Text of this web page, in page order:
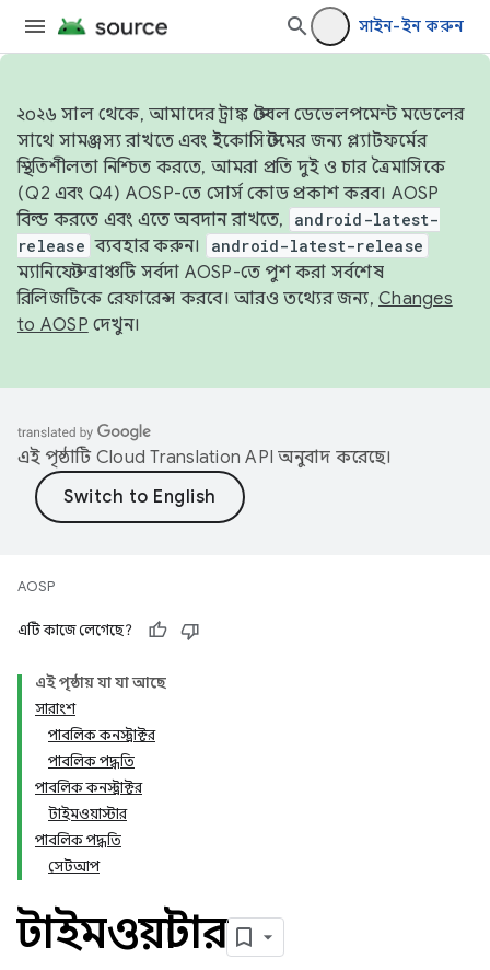
সাইন-ইন করুন
২০২৬ সাল থেকে, আমাদের ট্রাঙ্ক স্টেবল ডেভেলপমেন্ট মডেলের
সাথে সামঞ্জস্য রাখতে এবং ইকোসিস্টেমের জন্য প্ল্যাটফর্মের
স্থিতিশীলতা নিশ্চিত করতে, আমরা প্রতি দুই ও চার ত্রৈমাসিকে
(Q2 এবং Q4) AOSP-তে সোর্স কোড প্রকাশ করব। AOSP
বিল্ড করতে এবং এতে অবদান রাখতে,
android-latest-
release ব্যবহার করুন। android-latest-release
ম্যানিফেস্ট ব্রাঞ্চটি সর্বদা AOSP-তে পুশ করা সর্বশেষ
রিলিজটিকে রেফারেন্স করবে। আরও তথ্যের জন্য, Changes
to AOSP দেখুন।
এই পৃষ্ঠাটি Cloud Translation API অনুবাদ করেছে।
AOSP
এটি কাজে লেগেছে?
এই পৃষ্ঠায় যা যা আছে
সারাংশ
পাবলিক কনস্ট্রাক্টর
পাবলিক পদ্ধতি
পাবলিক কনস্ট্রাক্টর
টাইমওয়াস্টার
পাবলিক পদ্ধতি
সেটআপ
টাইমওয়াস্টার